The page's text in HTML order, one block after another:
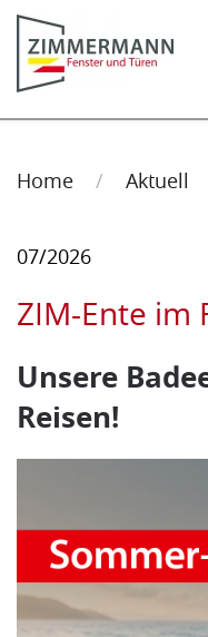
Zum Hauptinhalt
Home Aktuell
07/2026
ZIM-Ente im
Unsere
Reisen!